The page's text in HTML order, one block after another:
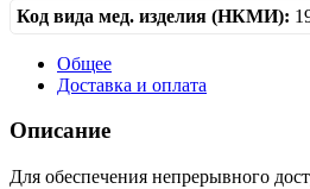
Код вида мед. изделия (НКМИ):
Общее
Доставка и оплата
Описание
Для обеспечения непрерывного